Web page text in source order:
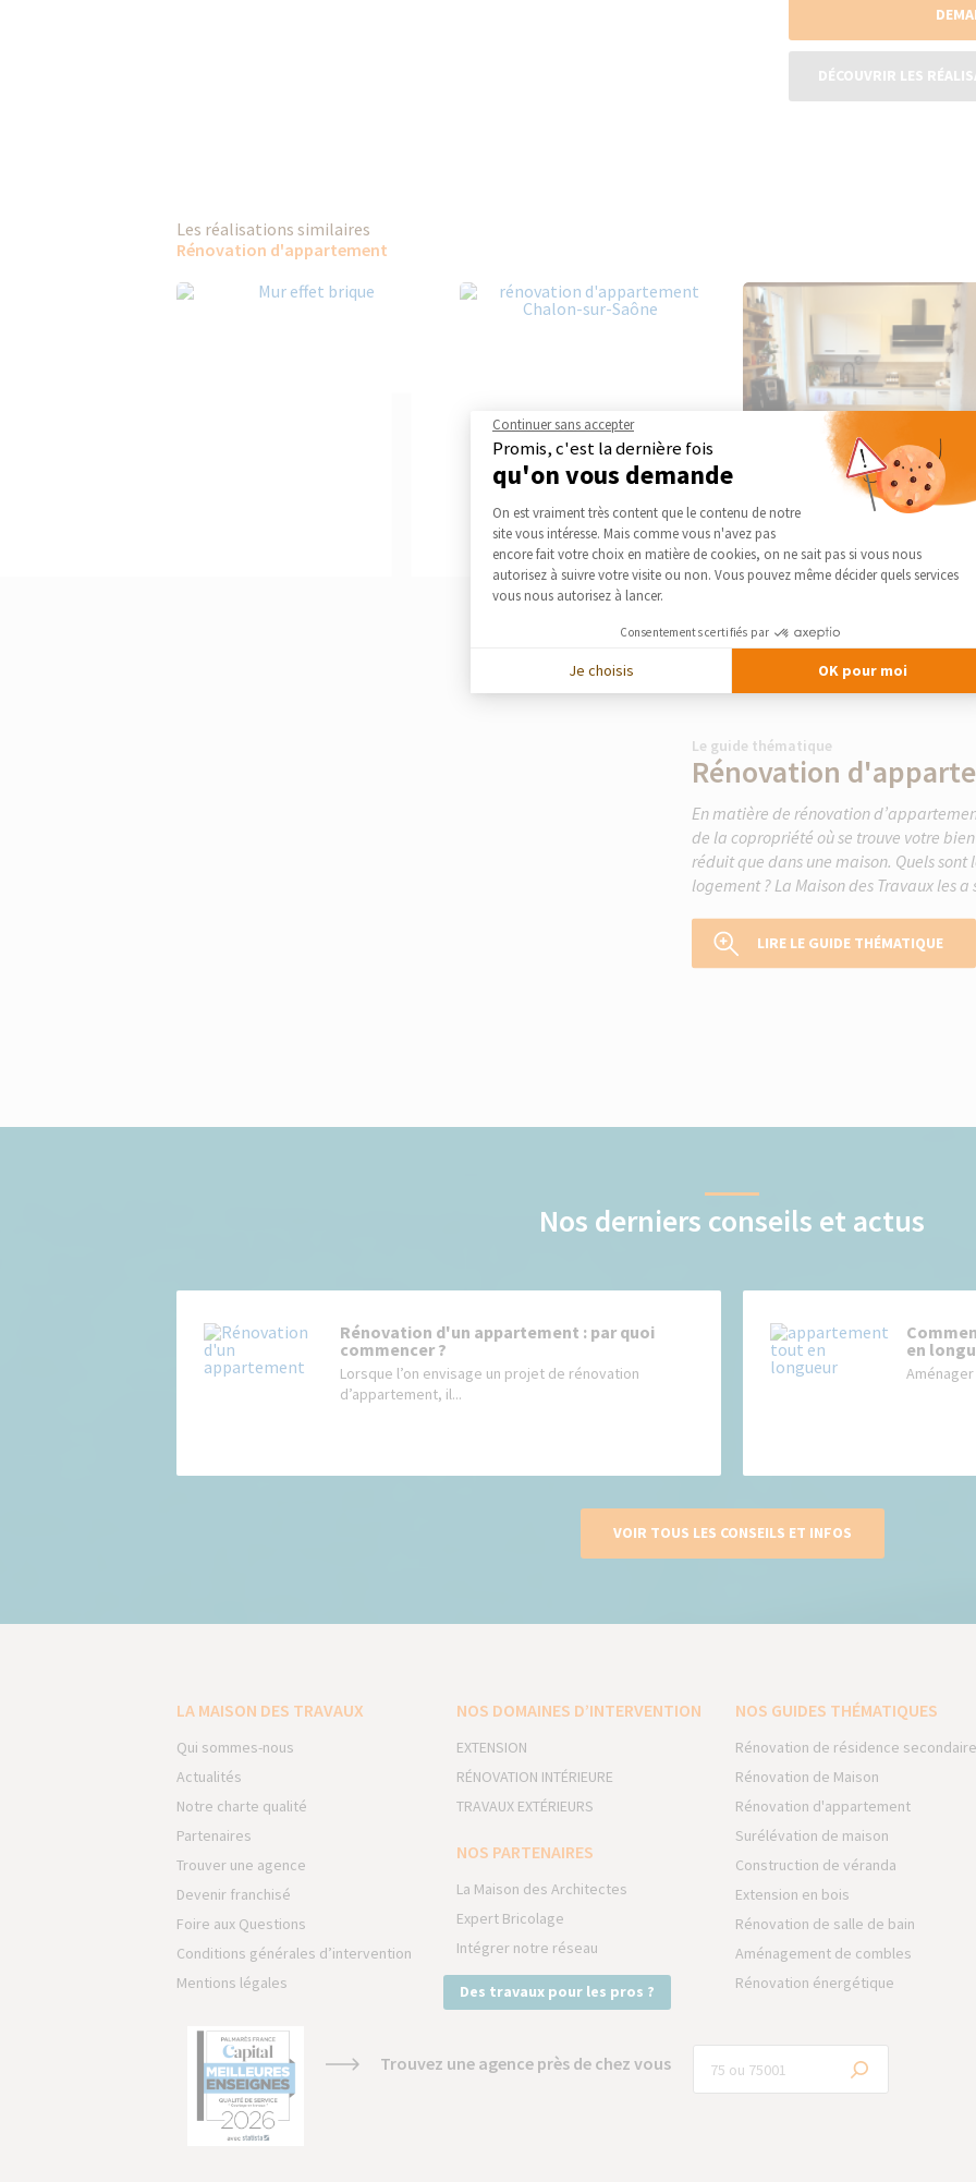
DÉCOUVRIR LES
Les réalisations similaires
Rénovation d'appartement
Le guide thématique
Rénovation
En matière de rénovation
de la copropriété où se trouve votre
réduit que dans une maison. Quels
logement ? La Maison des Travaux les a
LIRE LE GUIDE THÉMATIQUE
Nos derniers conseils et actus
Rénovation d'un appartement : par quoi
commencer ?
Lorsque l’on envisage un projet de rénovation
d’appartement, il...
en
VOIR TOUS LES CONSEILS ET INFOS
LA MAISON DES TRAVAUX
Qui sommes-nous
Actualités
Notre charte qualité
Partenaires
Trouver une agence
Devenir franchisé
Foire aux Questions
Conditions générales d’intervention
Mentions légales
NOS DOMAINES D’INTERVENTION
EXTENSION
RÉNOVATION INTÉRIEURE
TRAVAUX EXTÉRIEURS
NOS PARTENAIRES
La Maison des Architectes
Expert Bricolage
Intégrer notre réseau
Des travaux pour les pros ?
NOS GUIDES THÉMATIQUES
Rénovation de résidence secondaire
Rénovation de Maison
Rénovation d'appartement
Surélévation de maison
Construction de véranda
Extension en bois
Rénovation de salle de bain
Aménagement de combles
Rénovation énergétique
Trouvez une agence près de chez vous
Continuer sans accepter
Promis, c'est la dernière fois
qu'on vous demande
Plateforme de Gestion du Consentement
On est vraiment très content que le contenu de notre
site vous intéresse. Mais comme vous n'avez pas
encore fait votre choix en matière de cookies, on ne sait pas si vous nous
autorisez à suivre votre visite ou non. Vous pouvez même décider quels services
vous nous autorisez à lancer.
Consentements certifiés par
Je choisis OK pour moi
Axeptio consent